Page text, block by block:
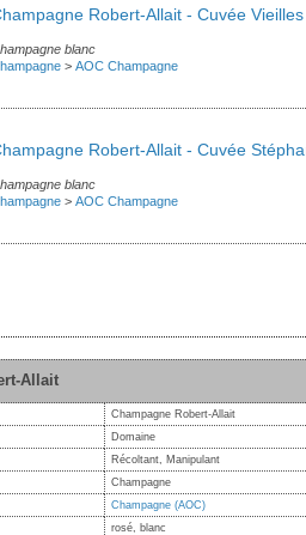
Robert-Allait - Cuvée
blanc
> AOC Champagne
Robert-Allait - Cuvée
blanc
> AOC Champagne
Allait
Champagne Robert-Allait
Domaine
Récoltant, Manipulant
Champagne
Champagne (AOC)
rosé, blanc